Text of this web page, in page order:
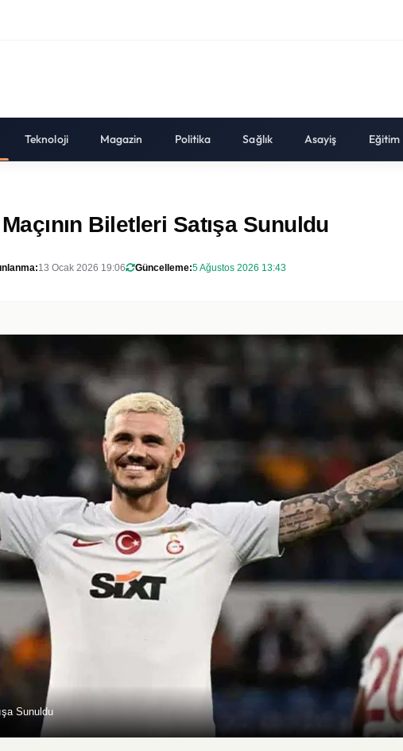
Teknoloji Magazin Politika Sağlık Asayiş Eğitim
Biletleri Satışa Sunuldu
13 Ocak 2026 19:06 Güncelleme:5 Ağustos 2026 13:43
Sunuldu